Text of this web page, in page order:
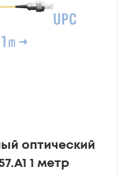
оптический
1 метр